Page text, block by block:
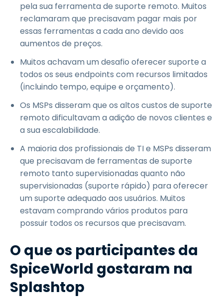
pela sua ferramenta de suporte remoto. Muitos
reclamaram que precisavam pagar mais por
essas ferramentas a cada ano devido aos
aumentos de preços.
Muitos achavam um desafio oferecer suporte a
todos os seus endpoints com recursos limitados
(incluindo tempo, equipe e orçamento).
Os MSPs disseram que os altos custos de suporte
remoto dificultavam a adição de novos clientes e
a sua escalabilidade.
A maioria dos profissionais de TI e MSPs disseram
que precisavam de ferramentas de suporte
remoto tanto supervisionadas quanto não
supervisionadas (suporte rápido) para oferecer
um suporte adequado aos usuários. Muitos
estavam comprando vários produtos para
possuir todos os recursos que precisavam.
O que os participantes da
SpiceWorld gostaram na
Splashtop